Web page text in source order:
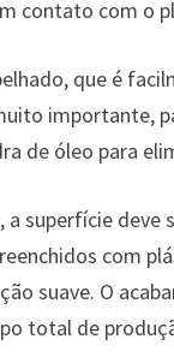
contato com o
que é
importante,
de óleo para
a superfície
com
suave. O
total de